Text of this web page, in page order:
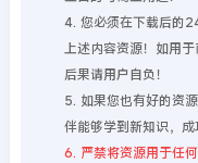
4. 您必须在下载后的
上述内容资源！如用
后果请用户自负！
5. 如果您也有好的资
伴能够学到新知识，成
6. 严禁将资源用于任